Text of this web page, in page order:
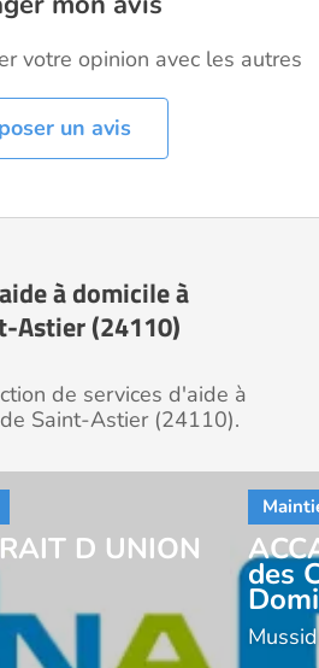
votre opinion avec les autres
un avis
à domicile à
Astier (24110)
de services d'aide à
Saint-Astier (24110).
D UNION
des